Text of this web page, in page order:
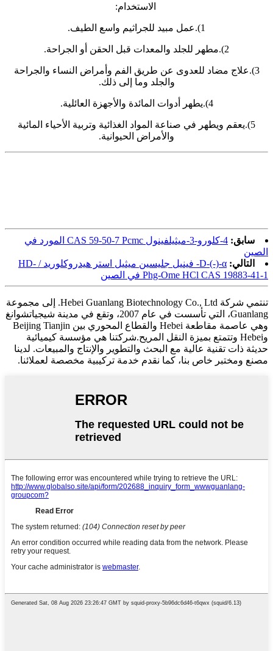
الاستخدام:
1).عمل مبيد للجراثيم واسع الطيف.
2).مطهر للجلد والمعدات قبل الحقن أو الجراحة.
3).علاج مضاد للعدوى عن طريق الفم وأمراض النساء والجراحة
والجلد وما إلى ذلك.
4).يطهر أدوات المائدة والأجهزة العائلية.
5).يعقم ويطهر في صناعة المواد الغذائية وتربية الأحياء المائية
والأمراض الحيوانية.
سابق:
4-كلورو-3-ميثيلفينول CAS 59-50-7 Pcmc المورد في
الصين
التالي:
D-(-)-α- فينيل جليسين ميثيل استر هيدروكلوريد / HD-
Phg-Ome HCl CAS 19883-41-1 في الصين
تنتمي شركة Hebei Guanlang Biotechnology Co., Ltd. إلى مجموعة
Guanlang، التي تأسست في عام 2007، وتقع في مدينة شيجياتشوانغ
وهي عاصمة مقاطعة Hebei والقطاع المحوري بين Beijing Tianjin
وHebei وتتمتع بميزة النقل المريح.شركتنا هي مؤسسة كيميائية
حديثة ذات تقنية عالية مع البحث والتطوير والإنتاج والمبيعات. لدينا
مصنع ومختبر خاص بنا، كما نقدم خدمة تركيبية مخصصة لعملائنا.